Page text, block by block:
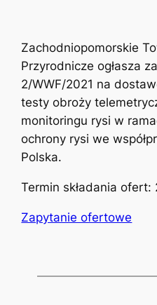
Zachodniopomorskie
Przyrodnicze ogłasza
2/WWF/2021 na
testy obroży
monitoringu rysi w
ochrony rysi we
Polska.
Termin składania ofert:
Zapytanie ofertowe